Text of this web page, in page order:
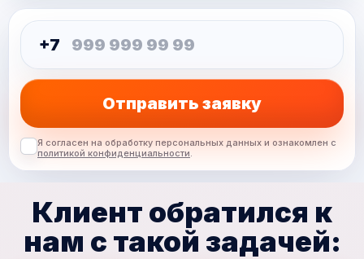
+7
Отправить заявку
Я согласен на обработку персональных данных и ознакомлен с
политикой конфиденциальности
Клиент обратился к
нам с такой задачей: